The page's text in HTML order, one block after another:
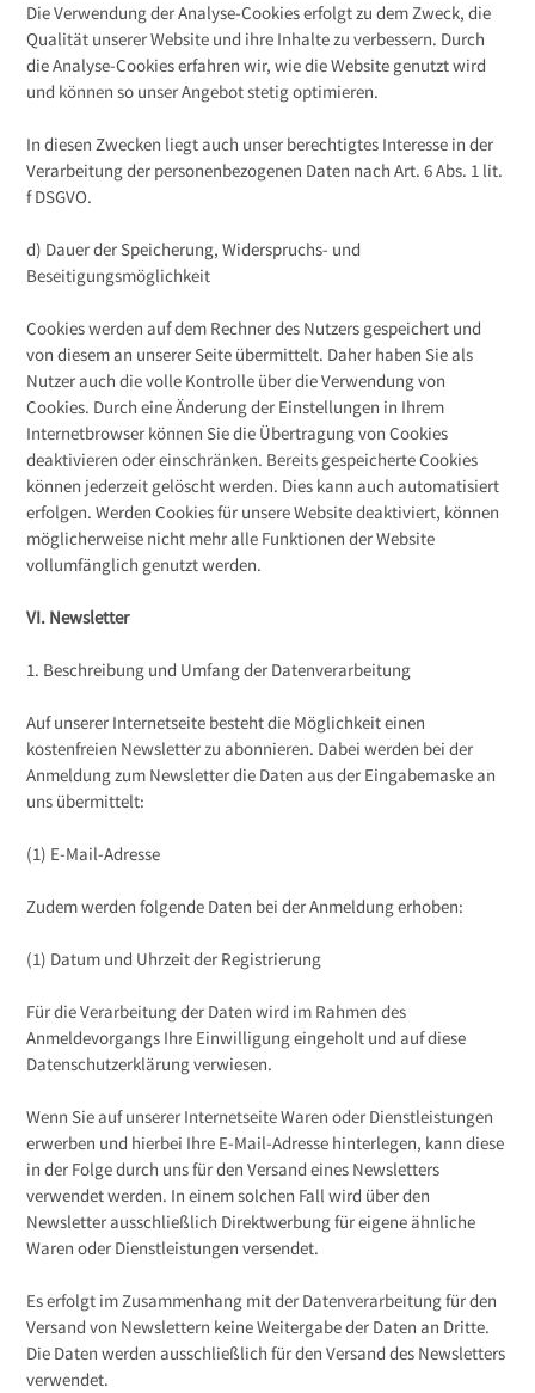
Die Verwendung der Analyse-Cookies erfolgt zu dem Zweck, die
Qualität unserer Website und ihre Inhalte zu verbessern. Durch
die Analyse-Cookies erfahren wir, wie die Website genutzt wird
und können so unser Angebot stetig optimieren.
In diesen Zwecken liegt auch unser berechtigtes Interesse in der
Verarbeitung der personenbezogenen Daten nach Art. 6 Abs. 1 lit.
f DSGVO.
d) Dauer der Speicherung, Widerspruchs- und
Beseitigungsmöglichkeit
Cookies werden auf dem Rechner des Nutzers gespeichert und
von diesem an unserer Seite übermittelt. Daher haben Sie als
Nutzer auch die volle Kontrolle über die Verwendung von
Cookies. Durch eine Änderung der Einstellungen in Ihrem
Internetbrowser können Sie die Übertragung von Cookies
deaktivieren oder einschränken. Bereits gespeicherte Cookies
können jederzeit gelöscht werden. Dies kann auch automatisiert
erfolgen. Werden Cookies für unsere Website deaktiviert, können
möglicherweise nicht mehr alle Funktionen der Website
vollumfänglich genutzt werden.
VI. Newsletter
1. Beschreibung und Umfang der Datenverarbeitung
Auf unserer Internetseite besteht die Möglichkeit einen
kostenfreien Newsletter zu abonnieren. Dabei werden bei der
Anmeldung zum Newsletter die Daten aus der Eingabemaske an
uns übermittelt:
(1) E-Mail-Adresse
Zudem werden folgende Daten bei der Anmeldung erhoben:
(1) Datum und Uhrzeit der Registrierung
Für die Verarbeitung der Daten wird im Rahmen des
Anmeldevorgangs Ihre Einwilligung eingeholt und auf diese
Datenschutzerklärung verwiesen.
Wenn Sie auf unserer Internetseite Waren oder Dienstleistungen
erwerben und hierbei Ihre E-Mail-Adresse hinterlegen, kann diese
in der Folge durch uns für den Versand eines Newsletters
verwendet werden. In einem solchen Fall wird über den
Newsletter ausschließlich Direktwerbung für eigene ähnliche
Waren oder Dienstleistungen versendet.
Es erfolgt im Zusammenhang mit der Datenverarbeitung für den
Versand von Newslettern keine Weitergabe der Daten an Dritte.
Die Daten werden ausschließlich für den Versand des Newsletters
verwendet.